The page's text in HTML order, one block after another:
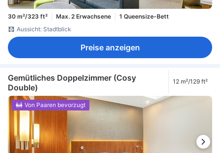
30 m²/323 ft² Max. 2 Erwachsene
1 Queensize-Bett
Aussicht: Stadtblick
Preise anzeigen
Gemütliches Doppelzimmer (Cosy
Double)
12 m²/129 ft²
Von Paaren bevorzugt